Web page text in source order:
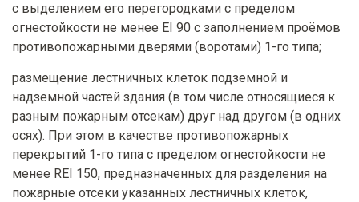
с выделением его перегородками с пределом
огнестойкости не менее EI 90 с заполнением проёмов
противопожарными дверями (воротами) 1-го типа;
размещение лестничных клеток подземной и
надземной частей здания (в том числе относящиеся к
разным пожарным отсекам) друг над другом (в одних
осях). При этом в качестве противопожарных
перекрытий 1-го типа с пределом огнестойкости не
менее REI 150, предназначенных для разделения на
пожарные отсеки указанных лестничных клеток,